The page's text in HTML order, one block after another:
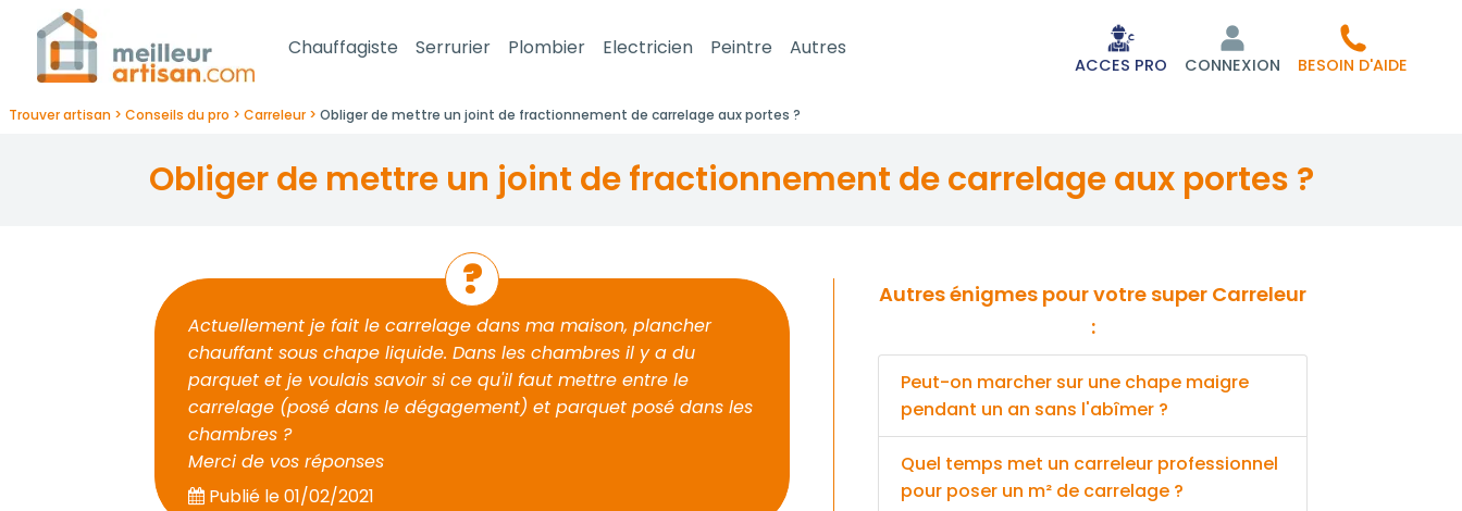
Chauffagiste Serrurier Plombier Electricien Peintre Autres
ACCES PRO CONNEXION BESOIN D'AIDE
Trouver artisan Conseils du pro Carreleur Obliger de mettre un joint de fractionnement de carrelage aux portes ?
obliger de mettre un joint de fractionnement de carrelage aux portes ?
Actuellement je fait le carrelage dans ma maison, plancher
chauffant sous chape liquide. Dans les chambres il y a du
parquet et je voulais savoir si ce qu'il faut mettre entre le
carrelage (posé dans le dégagement) et parquet posé dans les
chambres ?
Merci de vos réponses
Publié le01/02/2021
Autres énigmes pour votre super Carreleur
:
Peut-on marcher sur une chape maigre
pendant un an sans l'abîmer ?
Quel temps met un carreleur professionnel
pour poser un m² de carrelage ?